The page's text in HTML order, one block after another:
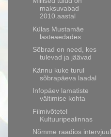
maksuvabad
2010.aastal
Külas Mustamäe
lasteaedades
Sõbrad on need, kes
tulevad ja jäävad
Kännu kuke turul
sõbrapäeva laadal
Infopäev lamatiste
vältimise kohta
Filmivõtetel
Kultuuripealinnas
Nõmme raadios intervjuul